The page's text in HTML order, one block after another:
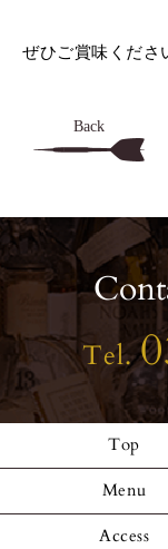
ぜひご賞味くださ
Back
Tel.
Top
Menu
Access